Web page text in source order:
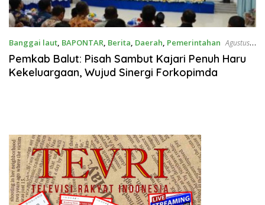
Banggai laut, BAPONTAR, Berita, Daerah, Pemerintahan Agustus
2, 2025
Pemkab Balut: Pisah Sambut Kajari Penuh Haru
Kekeluargaan, Wujud Sinergi Forkopimda